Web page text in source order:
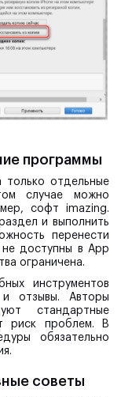
программы
только отдельные
случае можно
софт imazing.
и выполнить
перенести
доступны в App
ограничена.
инструментов
отзывы. Авторы
стандартные
риск проблем. В
обязательно
советы